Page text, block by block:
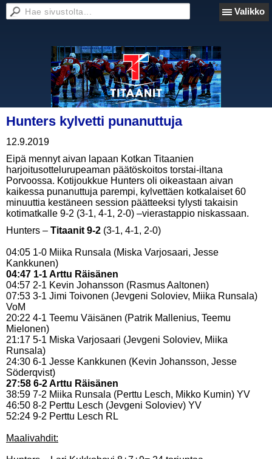
Valikko
Hunters kylvetti punanuttuja
12.9.2019
Eipä mennyt aivan lapaan Kotkan Titaanien
harjoitusottelurupeaman päätöskoitos torstai-iltana
Porvoossa. Kotijoukkue Hunters oli oikeastaan aivan
kaikessa punanuttuja parempi, kylvettäen kotkalaiset 60
minuuttia kestäneen session päätteeksi tylysti takaisin
kotimatkalle 9-2 (3-1, 4-1, 2-0) –vierastappio niskassaan.
Hunters – Titaanit 9-2 (3-1, 4-1, 2-0)
04:05 1-0 Miika Runsala (Miska Varjosaari, Jesse
Kankkunen)
04:47 1-1 Arttu Räisänen
04:57 2-1 Kevin Johansson (Rasmus Aaltonen)
07:53 3-1 Jimi Toivonen (Jevgeni Soloviev, Miika Runsala)
VoM
20:22 4-1 Teemu Väisänen (Patrik Mallenius, Teemu
Mielonen)
21:17 5-1 Miska Varjosaari (Jevgeni Soloviev, Miika
Runsala)
24:30 6-1 Jesse Kankkunen (Kevin Johansson, Jesse
Söderqvist)
27:58 6-2 Arttu Räisänen
38:59 7-2 Miika Runsala (Perttu Lesch, Mikko Kumin) YV
46:50 8-2 Perttu Lesch (Jevgeni Soloviev) YV
52:24 9-2 Perttu Lesch RL
Maalivahdit: